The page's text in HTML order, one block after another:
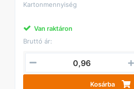
Kartonmennyiség
Van raktáron
Bruttó ár:
Kosárba